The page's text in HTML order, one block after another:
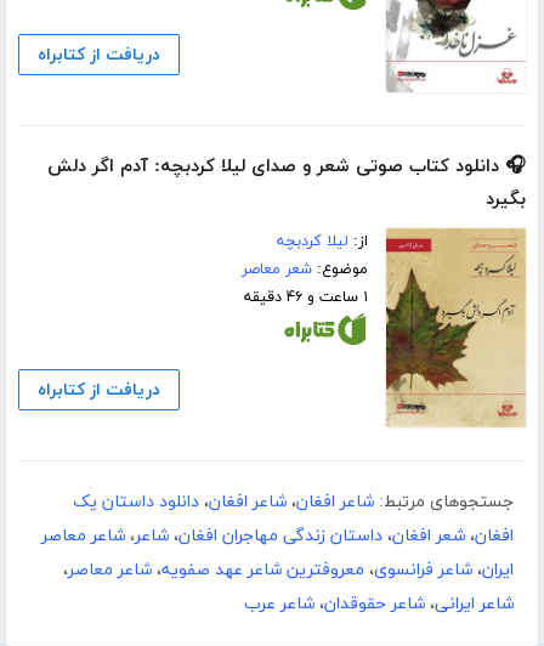
دریافت از کتابراه
🎧 دانلود کتاب صوتی شعر و صدای لیلا کردبچه: آدم اگر دلش
بگیرد
از: لیلا کردبچه
موضوع:شعر معاصر
۱ ساعت و ۴۶ دقیقه
دریافت از کتابراه
جستجوهای مرتبط: شاعر افغان، شاعر افغان، دانلود داستان یک
افغان، شعر افغان، داستان زندگی مهاجران افغان، شاعر، شاعر معاصر
ایران، شاعر فرانسوی، معروفترین شاعر عهد صفویه، شاعر معاصر،
شاعر ایرانی، شاعر حقوقدان، شاعر عرب